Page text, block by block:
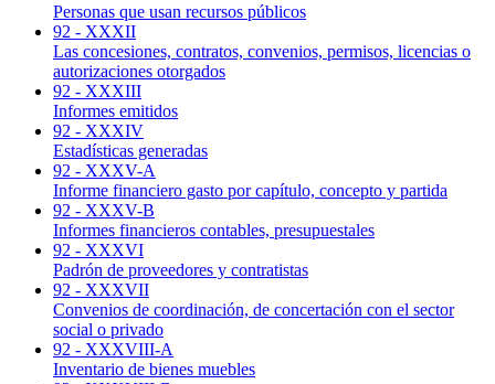
Personas que usan recursos públicos
92 - XXXII
Las concesiones, contratos, convenios, permisos, licencias o
autorizaciones otorgados
92 - XXXIII
Informes emitidos
92 - XXXIV
Estadísticas generadas
92 - XXXV-A
Informe financiero gasto por capítulo, concepto y partida
92 - XXXV-B
Informes financieros contables, presupuestales
92 - XXXVI
Padrón de proveedores y contratistas
92 - XXXVII
Convenios de coordinación, de concertación con el sector
social o privado
92 - XXXVIII-A
Inventario de bienes muebles